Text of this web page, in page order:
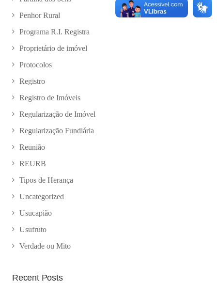
Penhor Rural
Programa R.I. Registra
Proprietário de imóvel
Protocolos
Registro
Registro de Imóveis
Regularização de Imóvel
Regularização Fundiária
Reunião
REURB
Tipos de Herança
Uncategorized
Usucapião
Usufruto
Verdade ou Mito
Recent Posts